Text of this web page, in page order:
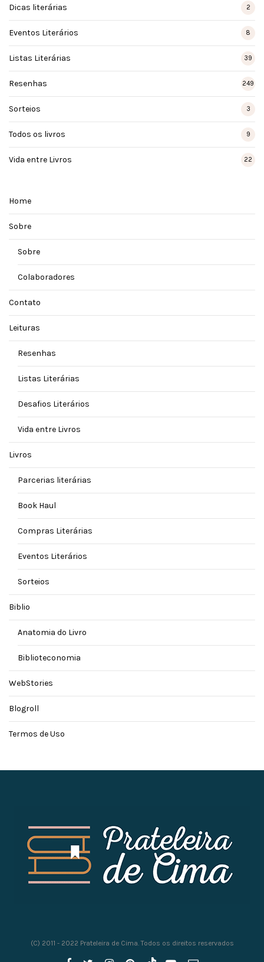
Dicas literárias 2
Eventos Literários 8
Listas Literárias 39
Resenhas 249
Sorteios 3
Todos os livros 9
Vida entre Livros 22
Home
Sobre
Sobre
Colaboradores
Contato
Leituras
Resenhas
Listas Literárias
Desafios Literários
Vida entre Livros
Livros
Parcerias literárias
Book Haul
Compras Literárias
Eventos Literários
Sorteios
Biblio
Anatomia do Livro
Biblioteconomia
WebStories
Blogroll
Termos de Uso
(C) 2011 - 2022 Prateleira de Cima. Todos os direitos reservados